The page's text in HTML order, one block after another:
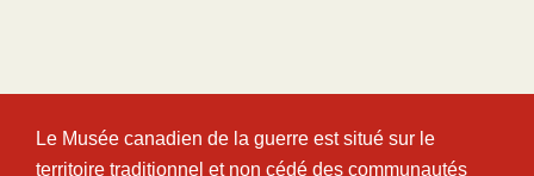
Le Musée canadien de la guerre est situé sur le
territoire traditionnel et non cédé des communautés